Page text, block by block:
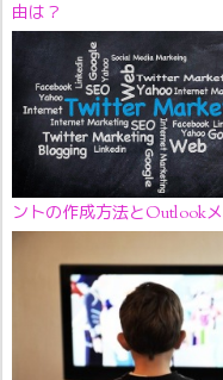
由は？
ントの作成方法とOutlook